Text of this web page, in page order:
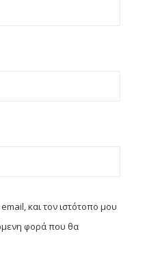
και τον ιστότοπο μου
φορά που θα